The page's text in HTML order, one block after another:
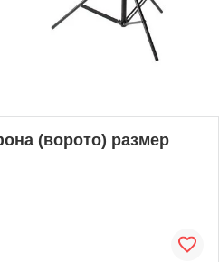
(ворото) размер